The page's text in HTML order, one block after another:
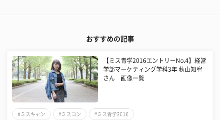
おすすめの記事
【ミス青学2016エントリーNo.4】経営
学部マーケティング学科3年 秋山知宥
さん 画像一覧
#ミスキャン #ミスコン #ミス青学2016